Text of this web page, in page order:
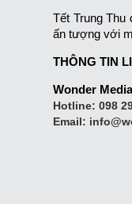
Tết Trung Thu
ấn tượng với
THÔNG TIN
Wonder
Hotline:098
Email: